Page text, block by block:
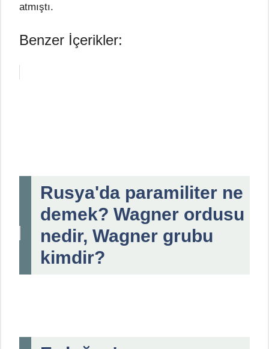
atmıştı.
Benzer İçerikler:
Rusya'da paramiliter ne
demek? Wagner ordusu
nedir, Wagner grubu
kimdir?